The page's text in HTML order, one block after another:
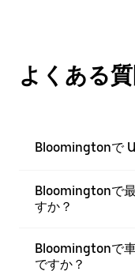
よくある
Bloomingtonで
Bloomingtonで
すか？
Bloomingtonで
ですか？